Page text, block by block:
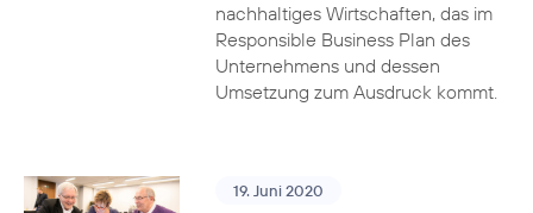
nachhaltiges Wirtschaften, das im
Responsible Business Plan des
Unternehmens und dessen
Umsetzung zum Ausdruck kommt.
19. Juni 2020